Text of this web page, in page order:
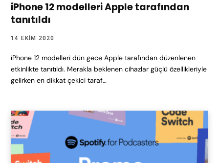
iPhone 12 modelleri Apple tarafından
tanıtıldı
14 EKIM 2020
iPhone 12 modelleri dün gece Apple tarafından düzenlenen
etkinlikte tanıtıldı. Merakla beklenen cihazlar güçlü özellikleriyle
gelirken en dikkat çekici taraf…